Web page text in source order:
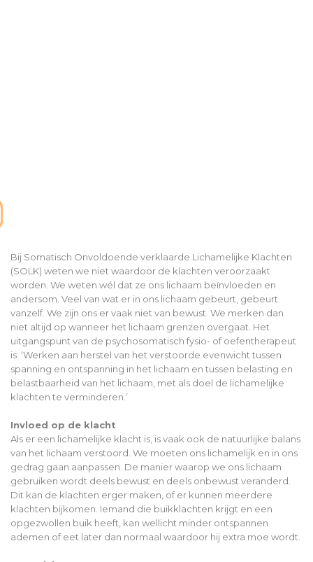
Bij Somatisch Onvoldoende verklaarde Lichamelijke Klachten
(SOLK) weten we niet waardoor de klachten veroorzaakt
worden. We weten wél dat ze ons lichaam beïnvloeden en
andersom. Veel van wat er in ons lichaam gebeurt, gebeurt
vanzelf. We zijn ons er vaak niet van bewust. We merken dan
niet altijd op wanneer het lichaam grenzen overgaat. Het
uitgangspunt van de psychosomatisch fysio- of oefentherapeut
is: ‘Werken aan herstel van het verstoorde evenwicht tussen
spanning en ontspanning in het lichaam en tussen belasting en
belastbaarheid van het lichaam, met als doel de lichamelijke
klachten te verminderen.’
Invloed op de klacht
Als er een lichamelijke klacht is, is vaak ook de natuurlijke balans
van het lichaam verstoord. We moeten ons lichamelijk en in ons
gedrag gaan aanpassen. De manier waarop we ons lichaam
gebruiken wordt deels bewust en deels onbewust veranderd.
Dit kan de klachten erger maken, of er kunnen meerdere
klachten bijkomen. Iemand die buikklachten krijgt en een
opgezwollen buik heeft, kan wellicht minder ontspannen
ademen of eet later dan normaal waardoor hij extra moe wordt.